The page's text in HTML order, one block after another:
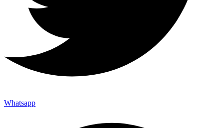
Whatsapp